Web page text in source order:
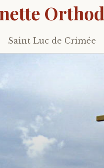
Skip
to
Saint Luc de Crimée